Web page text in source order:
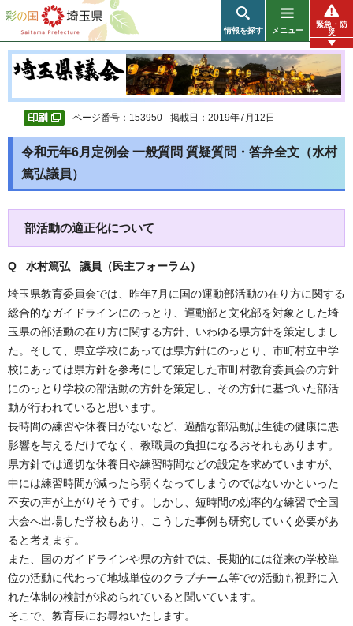
彩の国 埼玉県
情報を探す メニュー
緊急・防
災
ページ番号：153950 掲載日：2019年7月12日
令和元年6月定例会 一般質問 質疑質問・答弁全文（水村
篤弘議員）
部活動の適正化について
Q 水村篤弘 議員（民主フォーラム）
埼玉県教育委員会では、昨年7月に国の運動部活動の在り方に関する
総合的なガイドラインにのっとり、運動部と文化部を対象とした埼
玉県の部活動の在り方に関する方針、いわゆる県方針を策定しまし
た。そして、県立学校にあっては県方針にのっとり、市町村立中学
校にあっては県方針を参考にして策定した市町村教育委員会の方針
にのっとり学校の部活動の方針を策定し、その方針に基づいた部活
動が行われていると思います。
長時間の練習や休養日がないなど、過酷な部活動は生徒の健康に悪
影響を与えるだけでなく、教職員の負担になるおそれもあります。
県方針では適切な休養日や練習時間などの設定を求めていますが、
中には練習時間が減ったら弱くなってしまうのではないかといった
不安の声が上がりそうです。しかし、短時間の効率的な練習で全国
大会へ出場した学校もあり、こうした事例も研究していく必要があ
ると考えます。
また、国のガイドラインや県の方針では、長期的には従来の学校単
位の活動に代わって地域単位のクラブチーム等での活動も視野に入
れた体制の検討が求められていると聞いています。
そこで、教育長にお尋ねいたします。